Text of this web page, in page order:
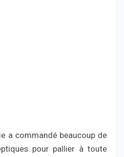
a commandé beaucoup de
pour pallier à toute